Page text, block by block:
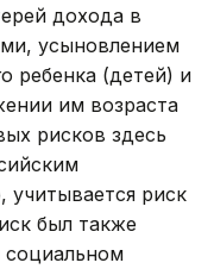
дохода в
усыновлением
ребенка (детей) и
им возраста
рисков здесь
учитывается риск
был также
социальном